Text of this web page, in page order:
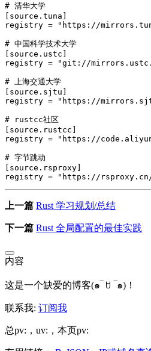
# 清华大学
[source.tuna]
registry = "https://
# 中国科学技术大学
[source.ustc]
registry = "git://
# 上海交通大学
[source.sjtu]
registry = "https://
# rustcc社区
[source.rustcc]
registry = "https://
# 字节跳动
[source.rsproxy]
上一篇 Rust 学习规划/总结
下一篇 Rust 全局配置的最佳实践
内容
这是一个缺爱的博客(๑‾ ꇴ ‾๑)！
联系我: 订阅我
总pv: ，uv: ，本页pv: